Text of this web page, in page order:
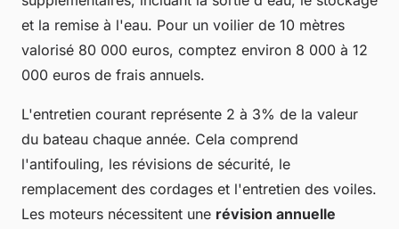
et la remise à l'eau. Pour un voilier de 10 mètres
valorisé 80 000 euros, comptez environ 8 000 à 12
000 euros de frais annuels.
L'entretien courant représente 2 à 3% de la valeur
du bateau chaque année. Cela comprend
l'antifouling, les révisions de sécurité, le
remplacement des cordages et l'entretien des voiles.
Les moteurs nécessitent une révision annuelle